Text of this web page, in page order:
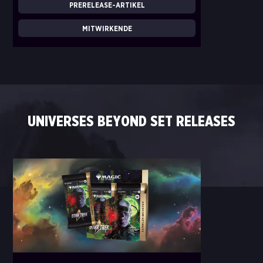
PRERELEASE-ARTIKEL
MITWIRKENDE
UNIVERSES BEYOND SET RELEASES